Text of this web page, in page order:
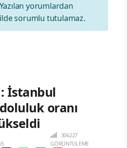
yorumlardan
sorumlu tutulamaz.
İstanbul
oranı
306227
GÖRÜNTÜLEME